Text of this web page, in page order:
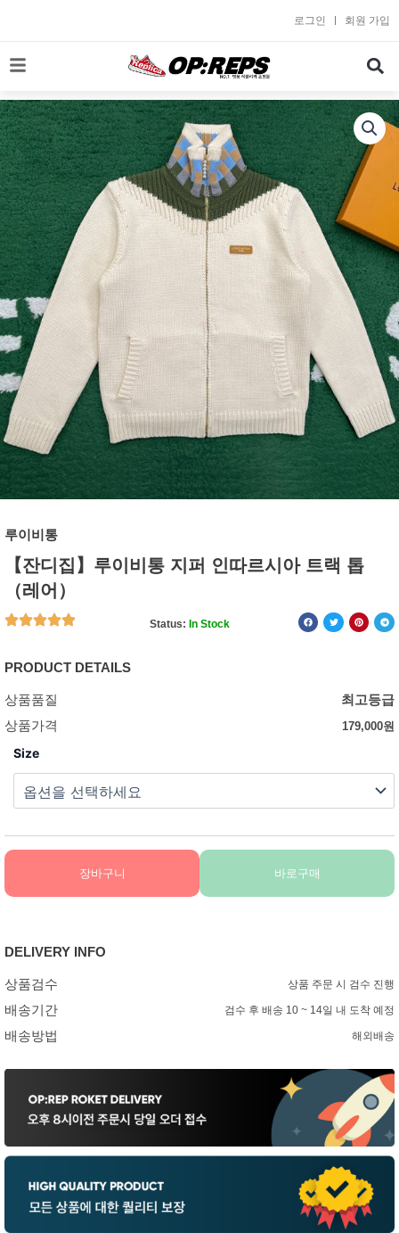
로
너
뛰
기
로그인 회원 가입
루이비통
【잔디집】루이비통 지퍼 인따르시아 트랙 톱
（레어）
Status: In Stock
PRODUCT DETAILS
상품품질
최고등급
상품가격
179,000원
Size
장바구니 바로구매
DELIVERY INFO
상품검수 상품 주문 시 검수 진행
배송기간 검수 후 배송 10 ~ 14일 내 도착 예정
배송방법 해외배송